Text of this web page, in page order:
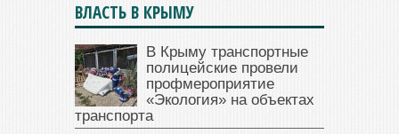
ВЛАСТЬ В КРЫМУ
В Крыму транспортные
полицейские провели
профмероприятие
«Экология» на объектах
транспорта